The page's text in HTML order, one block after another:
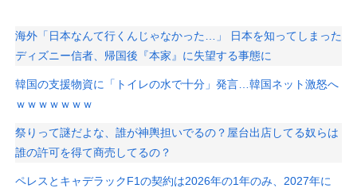
海外「日本なんて行くんじゃなかった…」 日本を知ってしまった
ディズニー信者、帰国後『本家』に失望する事態に
韓国の支援物資に「トイレの水で十分」発言…韓国ネット激怒へ
ｗｗｗｗｗｗｗ
祭りって謎だよな、誰が神輿担いでるの？屋台出店してる奴らは
誰の許可を得て商売してるの？
ペレスとキャデラックF1の契約は2026年の1年のみ、2027年に